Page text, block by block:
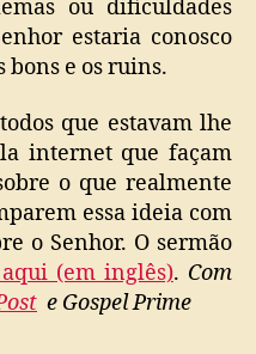
ou dificuldades
estaria conosco
bons e os ruins.
que estavam lhe
internet que façam
o que realmente
essa ideia com
o Senhor. O sermão
(em inglês). Com
e Gospel Prime